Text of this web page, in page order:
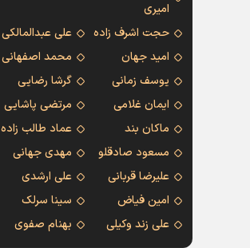
امیری
حجت اشرف زاده
علی عبدالمالکی
امید جهان
محمد اصفهانی
یوسف زمانی
گرشا رضایی
ایمان غلامی
مرتضی پاشایی
ماکان بند
عماد طالب زاده
مسعود صادقلو
مهدی جهانی
علیرضا قربانی
علی ارشدی
امین فیاض
سینا سرلک
علی زند وکیلی
بهنام صفوی